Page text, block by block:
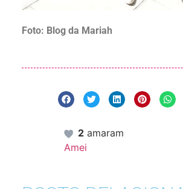
Foto: Blog da Mariah
2 amaram
Amei